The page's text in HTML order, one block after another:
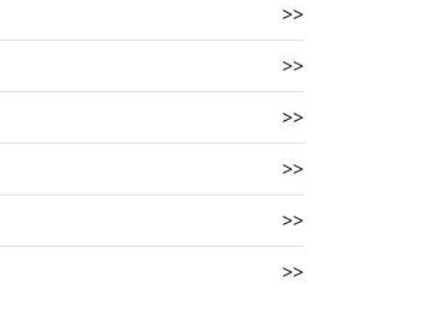
>>
>>
>>
>>
>>
>>